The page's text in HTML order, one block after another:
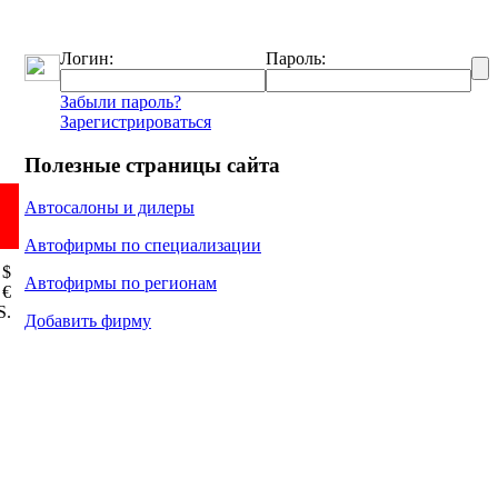
Логин: Пароль:
Забыли пароль?
Зарегистрироваться
Полезные страницы сайта
Автосалоны и дилеры
Автофирмы по специализации
Автофирмы по регионам
Добавить фирму